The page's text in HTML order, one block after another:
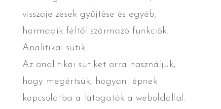
visszajelzések gyűjtése és egyéb,
harmadik féltől származó funkciók.
Analitikai sütik
Az analitikai sütiket arra használjuk,
hogy megértsük, hogyan lépnek
kapcsolatba a látogatók a weboldallal.